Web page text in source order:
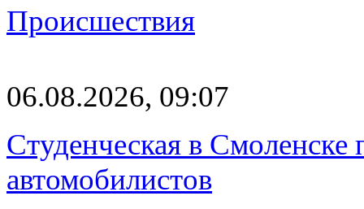
Происшествия
06.08.2026, 09:07
Студенческая в Смоленске
автомобилистов